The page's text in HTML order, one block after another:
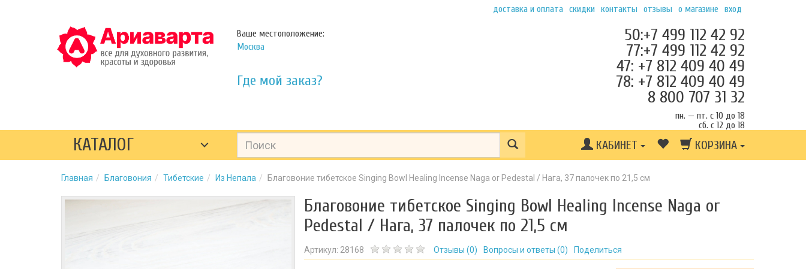
доставка и оплата скидки контакты отзывы о магазине вход
Ваше местоположение:
Москва
Где мой заказ?
50:+7 499 112 42 92
77:+7 499 112 42 92
47: +7 812 409 40 49
78: +7 812 409 40 49
8 800 707 31 32
пн. — пт. с 10 до 18
сб. с 12 до 18
КАТАЛОГ КАБИНЕТ КОРЗИНА
Главная Благовония Тибетские Из Непала Благовоние тибетское Singing Bowl Healing Incense Naga or Pedestal / Нага, 37 палочек по 21,5 см
Благовоние тибетское Singing Bowl Healing Incense Naga or
Pedestal / Нага, 37 палочек по 21,5 см
Артикул: 28168 Отзывы (0) Вопросы и ответы (0) Поделиться